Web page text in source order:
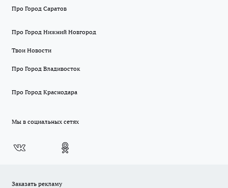
Про Город Саратов
Про Город Нижний Новгород
Твои Новости
Про Город Владивосток
Про Город Краснодара
Мы в социальных сетях
Заказать рекламу